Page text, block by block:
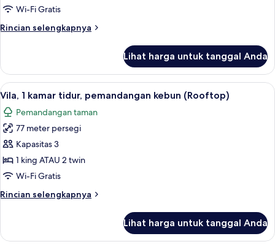
Wi-Fi Gratis
Rincian selengkapnya
Rincian
Kamar
Deluks
Lihat harga untuk tanggal Anda
Lihat
semua
foto
untuk
Vila,
1
kamar
pemandangan
Vila, 1 kamar tidur, pemandangan
8
Vila, 1 kamar tidur, pemandangan kebun (Rooftop)
Pemandangan taman
77 meter persegi
Kapasitas 3
1 king ATAU 2 twin
Wi-Fi Gratis
Rincian selengkapnya
Rincian
Vila,
Lihat harga untuk tanggal Anda